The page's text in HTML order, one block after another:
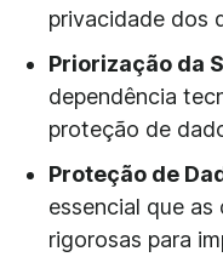
privacidade dos
Priorização da
dependência
proteção de
Proteção de
essencial que as
rigorosas para